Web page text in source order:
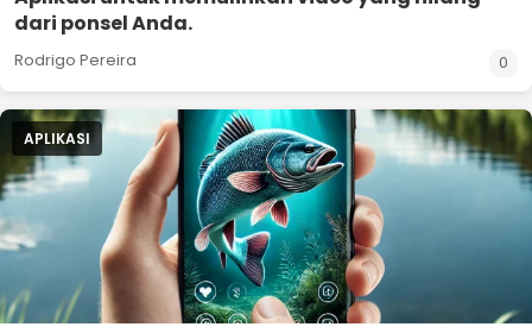
dari ponsel Anda.
Rodrigo Pereira 0
APLIKASI